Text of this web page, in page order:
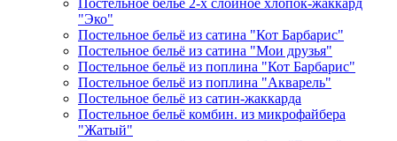
Постельное бельё 2-х слойное хлопок-жаккард
"Эко"
Постельное бельё из сатина "Кот Барбарис"
Постельное бельё из сатина "Мои друзья"
Постельное бельё из поплина "Кот Барбарис"
Постельное бельё из поплина "Акварель"
Постельное бельё из сатин-жаккарда
Постельное бельё комбин. из микрофайбера
"Жатый"